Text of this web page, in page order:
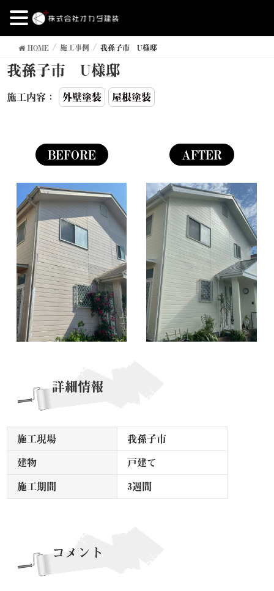
HOME 施工事例 我孫子市 U様邸
我孫子市 U様邸
施工内容： 外壁塗装 屋根塗装
BEFORE AFTER
詳細情報
施工現場
我孫子市
建物
戸建て
施工期間
3週間
コメント